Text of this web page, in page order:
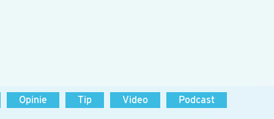
Opinie Tip Video Podcast